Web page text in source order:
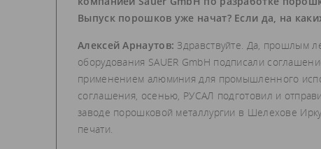
Выпуск порошков уже начат? Если да, на
Алексей Арнаутов: Здравствуйте. Да, прошлым
оборудования SAUER GmbH подписали
применением алюминия для промышленного
соглашения, осенью, РУСАЛ подготовил и
заводе порошковой металлургии в Шелехове
печати.